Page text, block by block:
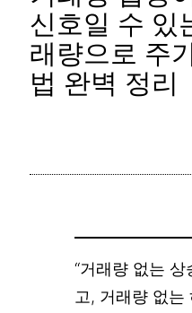
신호일 수
래량으로 주
법 완벽 정리
“거래량 없는
고, 거래량 없는